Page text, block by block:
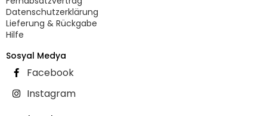
Datenschutzerklärung
Lieferung & Rückgabe
Hilfe
Sosyal Medya
Facebook
Instagram